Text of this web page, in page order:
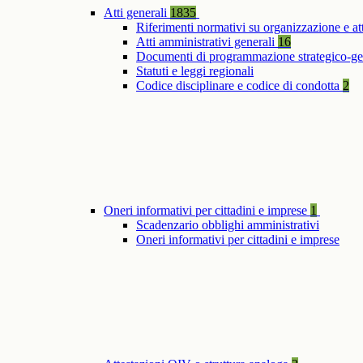
Atti generali 1835
Riferimenti normativi su organizzazione e
Atti amministrativi generali 16
Documenti di programmazione strategico-
Statuti e leggi regionali
Codice disciplinare e codice di condotta 2
Oneri informativi per cittadini e imprese 1
Scadenzario obblighi amministrativi
Oneri informativi per cittadini e imprese